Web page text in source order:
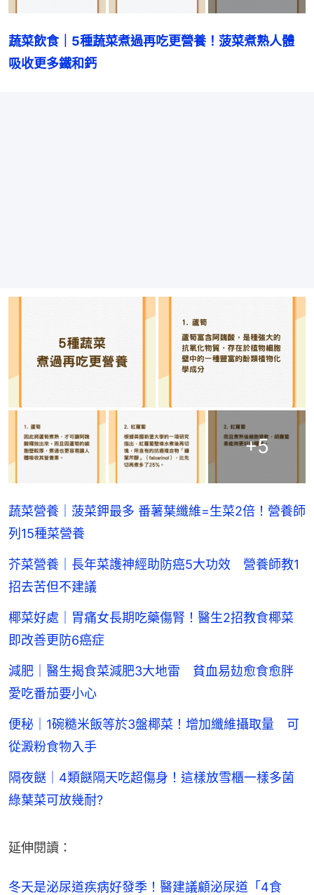
蔬菜飲食｜5種蔬菜煮過再吃更營養！菠菜煮熟人體
吸收更多鐵和鈣
+5
蔬菜營養｜菠菜鉀最多 番薯葉纖維=生菜2倍！營養師
列15種菜營養
芥菜營養｜長年菜護神經助防癌5大功效 營養師教1
招去苦但不建議
椰菜好處｜胃痛女長期吃藥傷腎！醫生2招教食椰菜
即改善更防6癌症
減肥｜醫生揭食菜減肥3大地雷 貧血易攰愈食愈胖
愛吃番茄要小心
便秘｜1碗糙米飯等於3盤椰菜！增加纖維攝取量 可
從澱粉食物入手
隔夜餸｜4類餸隔天吃超傷身！這樣放雪櫃一樣多菌
綠葉菜可放幾耐?
延伸閱讀：
冬天是泌尿道疾病好發季！醫建議顧泌尿道「4食